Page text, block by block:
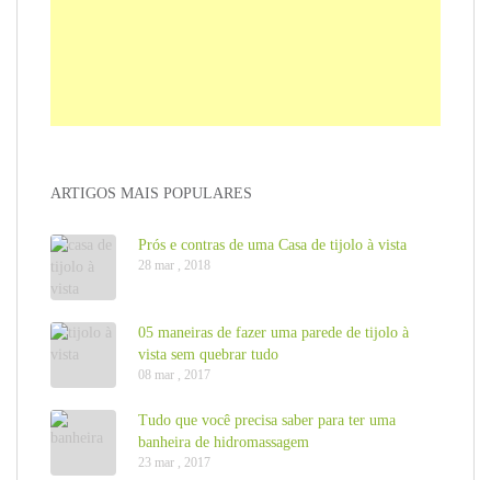
ARTIGOS MAIS POPULARES
Prós e contras de uma Casa de tijolo à vista
28 mar , 2018
05 maneiras de fazer uma parede de tijolo à
vista sem quebrar tudo
08 mar , 2017
Tudo que você precisa saber para ter uma
banheira de hidromassagem
23 mar , 2017